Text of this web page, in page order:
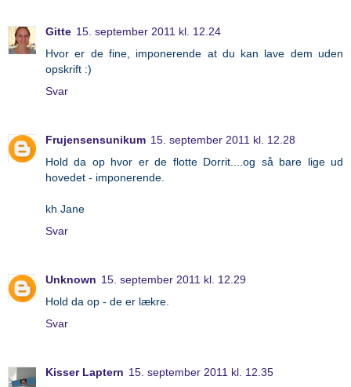
Gitte 15. september 2011 kl. 12.24
Hvor er de fine, imponerende at du kan lave dem uden
opskrift :)
Svar
Frujensensunikum 15. september 2011 kl. 12.28
Hold da op hvor er de flotte Dorrit....og så bare lige ud
hovedet - imponerende.
kh Jane
Svar
Unknown 15. september 2011 kl. 12.29
Hold da op - de er lækre.
Svar
Kisser Laptern 15. september 2011 kl. 12.35